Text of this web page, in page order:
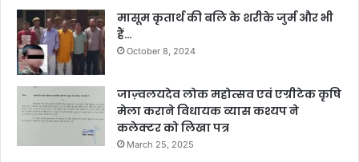
मासूम कृतार्थ की बलि के शरीके जुर्म और भी
हैं…
October 8, 2024
जाज़्वलयदेव लोक महोत्सव एवं एग्रीटेक कृषि
मेला कराने विधायक व्यास कश्यप ने
कलेक्टर को लिखा पत्र
March 25, 2025